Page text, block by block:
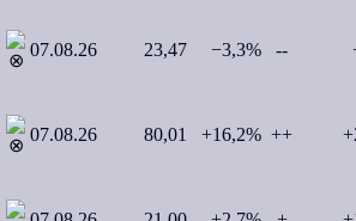
07.08.26 23,47 −3,3% --
07.08.26 80,01 +16,2% ++